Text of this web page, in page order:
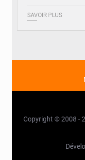
SAVOIR PLUS
Copyright © 2008 -